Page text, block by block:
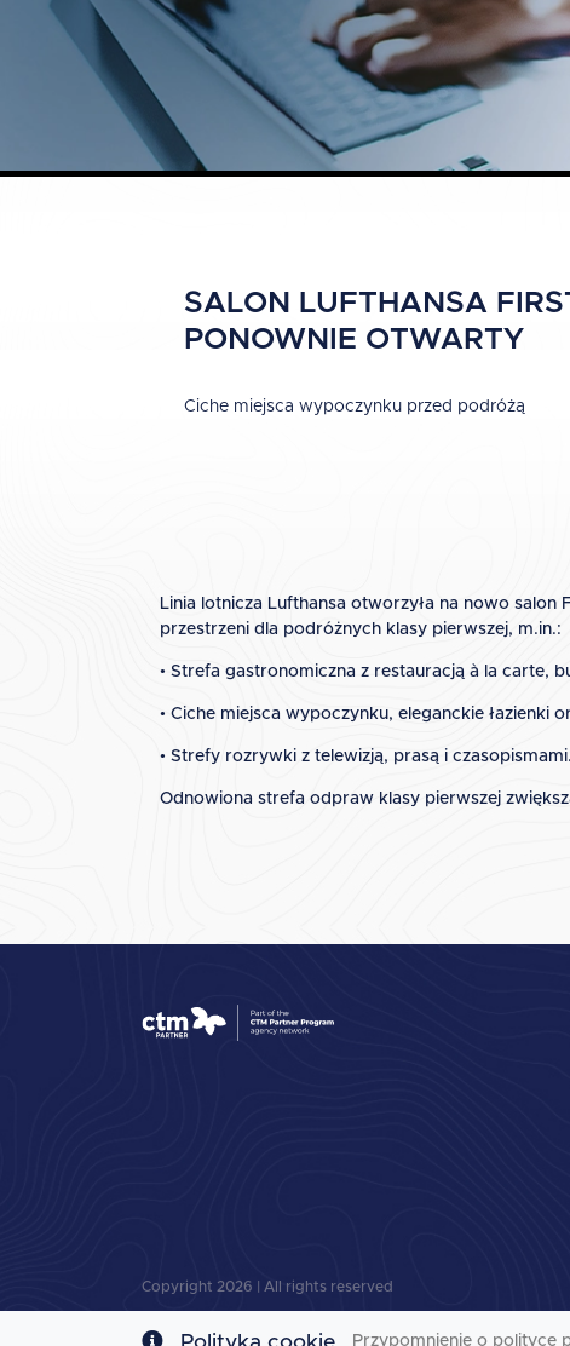
SALON LUFTHANSA
PONOWNIE OTWARTY
Ciche miejsca wypoczynku przed podróżą
Linia lotnicza Lufthansa otworzyła na nowo
przestrzeni dla podróżnych klasy pierwszej, m.in.:
• Strefa gastronomiczna z restauracją à la carte,
• Ciche miejsca wypoczynku, eleganckie łazienki
• Strefy rozrywki z telewizją, prasą i czasopismami.
Odnowiona strefa odpraw klasy pierwszej
Copyright 2026 | All rights reserved
Przypomnienie o polityce